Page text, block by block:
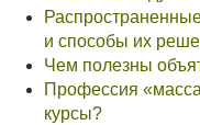
и способы их
Чем полезны
Профессия
курсы?